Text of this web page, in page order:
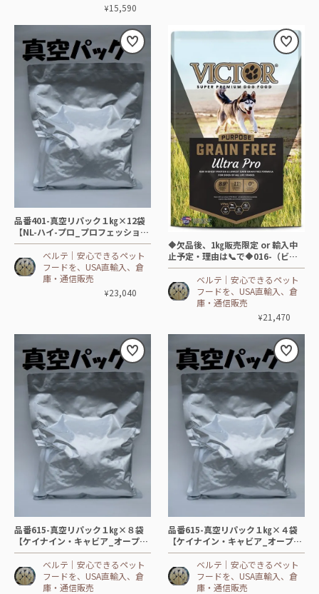
¥15,590
品番401-真空リパック１㎏×12袋
【NL-ハイ-プロ_プロフェッショナ
ル🐕DOG】🐂🐟🐓🐖
ベルテ│安心できるペット
フードを、USA直輸入、倉
庫・通信販売
¥23,040
🔶欠品後、1㎏販売限定 or 輸入中
止予定・理由は📞で🔶016-（ビク
ター）ウルトラ プロ＜グレインフ
リー＞ALS-DOG【13.6 ㎏】 🐓🐂
🐖🐟+
ベルテ│安心できるペット
フードを、USA直輸入、倉
庫・通信販売
¥21,470
品番615-真空リパック１㎏×８袋
【ケイナイン・キャビア_オープン
レンジ】🐃水牛
ベルテ│安心できるペット
フードを、USA直輸入、倉
庫・通信販売
品番615-真空リパック１㎏×４袋
【ケイナイン・キャビア_オープン
レンジ】🐃水牛
ベルテ│安心できるペット
フードを、USA直輸入、倉
庫・通信販売